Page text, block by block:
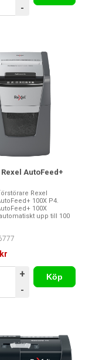
-
AutoFeed+
Rexel
100X P4.
100X
upp till 100
+
-
Köp